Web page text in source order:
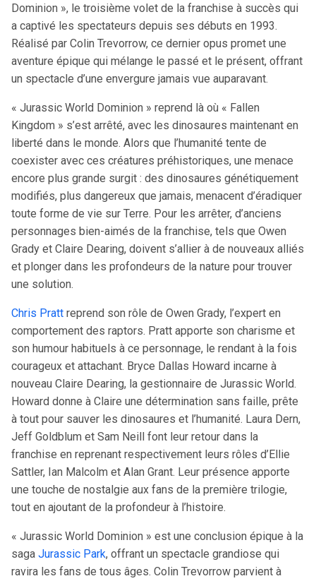
Dominion », le troisième volet de la franchise à succès qui
a captivé les spectateurs depuis ses débuts en 1993.
Réalisé par Colin Trevorrow, ce dernier opus promet une
aventure épique qui mélange le passé et le présent, offrant
un spectacle d’une envergure jamais vue auparavant.
« Jurassic World Dominion » reprend là où « Fallen
Kingdom » s’est arrêté, avec les dinosaures maintenant en
liberté dans le monde. Alors que l’humanité tente de
coexister avec ces créatures préhistoriques, une menace
encore plus grande surgit : des dinosaures génétiquement
modifiés, plus dangereux que jamais, menacent d’éradiquer
toute forme de vie sur Terre. Pour les arrêter, d’anciens
personnages bien-aimés de la franchise, tels que Owen
Grady et Claire Dearing, doivent s’allier à de nouveaux alliés
et plonger dans les profondeurs de la nature pour trouver
une solution.
Chris Pratt reprend son rôle de Owen Grady, l’expert en
comportement des raptors. Pratt apporte son charisme et
son humour habituels à ce personnage, le rendant à la fois
courageux et attachant. Bryce Dallas Howard incarne à
nouveau Claire Dearing, la gestionnaire de Jurassic World.
Howard donne à Claire une détermination sans faille, prête
à tout pour sauver les dinosaures et l’humanité. Laura Dern,
Jeff Goldblum et Sam Neill font leur retour dans la
franchise en reprenant respectivement leurs rôles d’Ellie
Sattler, Ian Malcolm et Alan Grant. Leur présence apporte
une touche de nostalgie aux fans de la première trilogie,
tout en ajoutant de la profondeur à l’histoire.
« Jurassic World Dominion » est une conclusion épique à la
saga Jurassic Park, offrant un spectacle grandiose qui
ravira les fans de tous âges. Colin Trevorrow parvient à